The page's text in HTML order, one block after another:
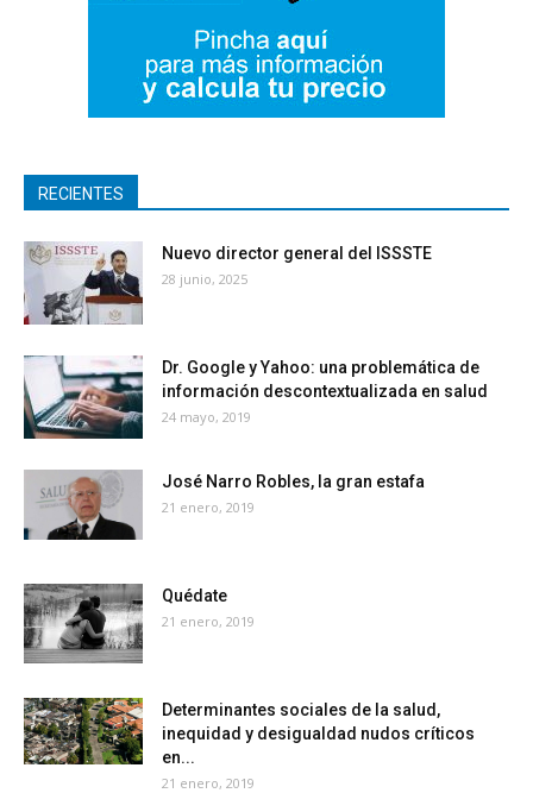
RECIENTES
Nuevo director general del ISSSTE
28 junio, 2025
Dr. Google y Yahoo: una problemática de
información descontextualizada en salud
24 mayo, 2019
José Narro Robles, la gran estafa
21 enero, 2019
Quédate
21 enero, 2019
Determinantes sociales de la salud,
inequidad y desigualdad nudos críticos
en...
21 enero, 2019